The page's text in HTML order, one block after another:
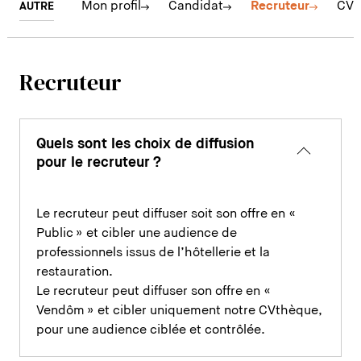
AUTRE Mon profil Candidat Recruteur
Recruteur
Quels sont les choix de diffusion
pour le recruteur ?
Le recruteur peut diffuser soit son offre en «
Public » et cibler une audience de
professionnels issus de l’hôtellerie et la
restauration.
Le recruteur peut diffuser son offre en «
Vendôm » et cibler uniquement notre CVthèque,
pour une audience ciblée et contrôlée.